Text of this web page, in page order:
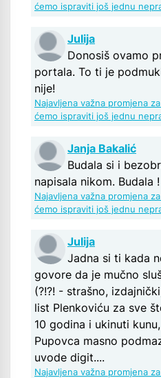
ćemo ispraviti još jednu
Julija
Donosiš ovamo
portala. To ti je
nije!
Najavljena važna promjena
ćemo ispraviti još jednu
Janja Bakalić
Budala si i
napisala nikom. Budala !
Najavljena važna promjena
ćemo ispraviti još jednu
Julija
Jadna si ti kada
govore da je mučno
(?!?! - strašno,
list Plenkoviću za sve
10 godina i ukinuti
Pupovca masno
uvode digit....
Najavljena važna promjena